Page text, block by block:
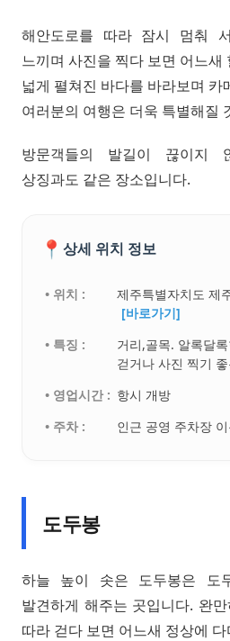
해안도로를 따라 잠시 멈춰
느끼며 사진을 찍다 보면 어느새
넓게 펼쳐진 바다를 바라보며 카
여러분의 여행은 더욱 특별해질
방문객들의 발길이 끊이지
상징과도 같은 장소입니다.
📍 상세 위치 정보
• 위치 :
제주특별자치도 제
[바로가기]
• 특징 :
거리,골목. 알록달
걷거나 사진 찍기
• 영업시간 : 항시 개방
• 주차 :
인근 공영 주차장
도두봉
하늘 높이 솟은 도두봉은 도
발견하게 해주는 곳입니다. 완
따라 걷다 보면 어느새 정상에